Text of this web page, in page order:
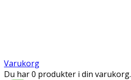
Varukorg
Du har 0 produkter i din varukorg.